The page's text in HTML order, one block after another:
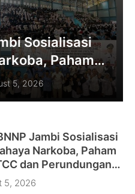
Sosialisasi
Paham
di
5, 2026
Jambi Sosialisasi
Narkoba, Paham
dan Perundungan
5, 2026